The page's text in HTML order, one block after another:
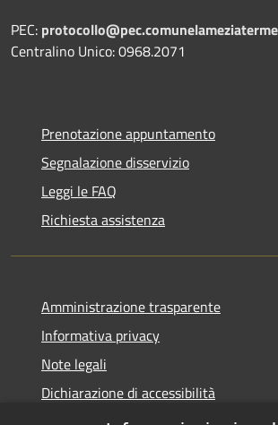
PEC:
Centralino Unico: 0968.2071
Prenotazione appuntamento
Segnalazione disservizio
Leggi le FAQ
Richiesta assistenza
Amministrazione trasparente
Informativa privacy
Note legali
Dichiarazione di accessibilità